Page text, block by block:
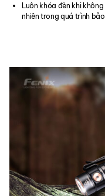
Luôn khóa đèn khi
nhiên trong quá trình